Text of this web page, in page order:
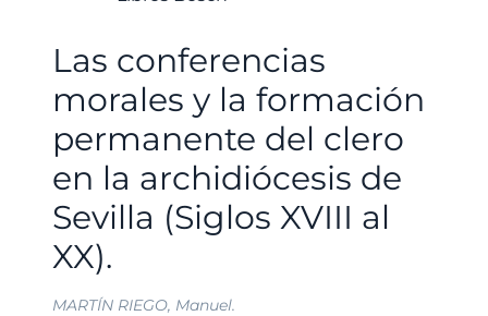
Las conferencias
morales y la formación
permanente del clero
en la archidiócesis de
Sevilla (Siglos XVIII al
XX).
MARTÍN RIEGO, Manuel.